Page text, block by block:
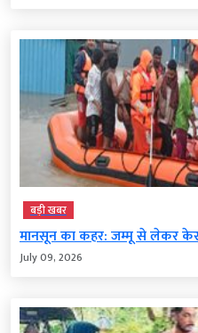
बड़ी खबर
मानसून का कहर: जम्मू से लेकर
July 09, 2026